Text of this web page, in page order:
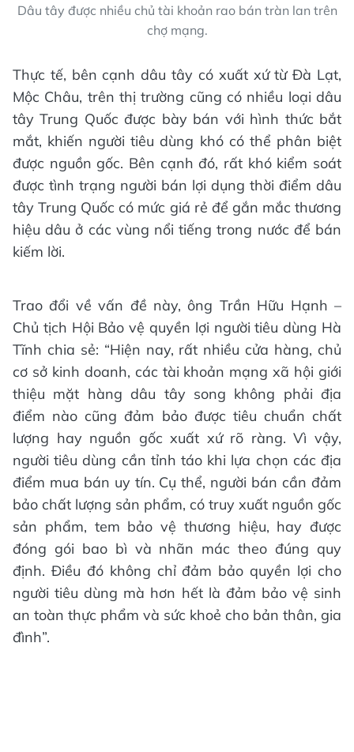
Dâu tây được nhiều chủ tài khoản rao bán tràn lan trên
chợ mạng.
Thực tế, bên cạnh dâu tây có xuất xứ từ Đà Lạt,
Mộc Châu, trên thị trường cũng có nhiều loại dâu
tây Trung Quốc được bày bán với hình thức bắt
mắt, khiến người tiêu dùng khó có thể phân biệt
được nguồn gốc. Bên cạnh đó, rất khó kiểm soát
được tình trạng người bán lợi dụng thời điểm dâu
tây Trung Quốc có mức giá rẻ để gắn mắc thương
hiệu dâu ở các vùng nổi tiếng trong nước để bán
kiếm lời.
Trao đổi về vấn đề này, ông Trần Hữu Hạnh –
Chủ tịch Hội Bảo vệ quyền lợi người tiêu dùng Hà
Tĩnh chia sẻ: “Hiện nay, rất nhiều cửa hàng, chủ
cơ sở kinh doanh, các tài khoản mạng xã hội giới
thiệu mặt hàng dâu tây song không phải địa
điểm nào cũng đảm bảo được tiêu chuẩn chất
lượng hay nguồn gốc xuất xứ rõ ràng. Vì vậy,
người tiêu dùng cần tỉnh táo khi lựa chọn các địa
điểm mua bán uy tín. Cụ thể, người bán cần đảm
bảo chất lượng sản phẩm, có truy xuất nguồn gốc
sản phẩm, tem bảo vệ thương hiệu, hay được
đóng gói bao bì và nhãn mác theo đúng quy
định. Điều đó không chỉ đảm bảo quyền lợi cho
người tiêu dùng mà hơn hết là đảm bảo vệ sinh
an toàn thực phẩm và sức khoẻ cho bản thân, gia
đình”.